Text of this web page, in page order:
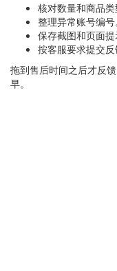
核对数量和商品类
整理异常账号编号
保存截图和页面提
按客服要求提交反
拖到售后时间之后才反
早。